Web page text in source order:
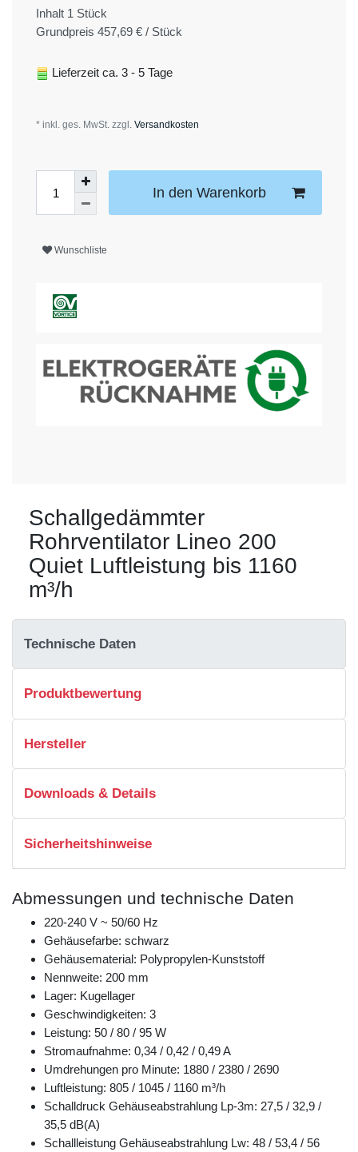
Inhalt 1 Stück
Grundpreis 457,69 € / Stück
Lieferzeit ca. 3 - 5 Tage
* inkl. ges. MwSt. zzgl. Versandkosten
In den Warenkorb
Wunschliste
Schallgedämmter
Rohrventilator Lineo 200
Quiet Luftleistung bis 1160
m³/h
Technische Daten
Produktbewertung
Hersteller
Downloads & Details
Sicherheitshinweise
Abmessungen und technische Daten
220-240 V ~ 50/60 Hz
Gehäusefarbe: schwarz
Gehäusematerial: Polypropylen-Kunststoff
Nennweite: 200 mm
Lager: Kugellager
Geschwindigkeiten: 3
Leistung: 50 / 80 / 95 W
Stromaufnahme: 0,34 / 0,42 / 0,49 A
Umdrehungen pro Minute: 1880 / 2380 / 2690
Luftleistung: 805 / 1045 / 1160 m³/h
Schalldruck Gehäuseabstrahlung Lp-3m: 27,5 / 32,9 /
35,5 dB(A)
Schallleistung Gehäuseabstrahlung Lw: 48 / 53,4 / 56